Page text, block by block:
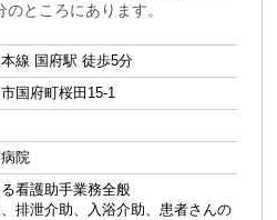
ところにあります。
線 国府駅 徒歩5分
国府町桜田15-1
院
看護助手業務全般
排泄介助、入浴介助、患者さんの